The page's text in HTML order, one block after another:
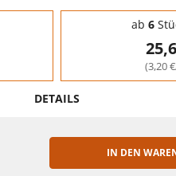
ab 6
(3,20
DETAILS
IN DEN